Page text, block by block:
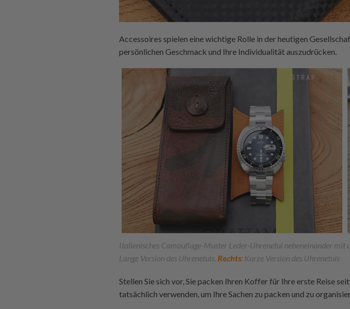
Accessoires spielen eine wichtige Rolle in der heutigen
persönlichen Geschmack und Ihre Individualität auszudrücken.
Italienisches Camouflage-Muster Leder-Uhrenetui nebeneinander mit
Lange Version des Uhrenetuis, Rechts: Kurze Version des Uhrenetuis
Stellen Sie sich vor, Sie packen Ihren Koffer für Ihre erste Reise
tatsächlich verwenden, um Ihre Sachen zu packen und zu